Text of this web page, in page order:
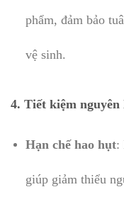
phẩm, đảm bảo
vệ sinh.
4. Tiết kiệm nguyên
Hạn chế hao hụt:
giúp giảm thiểu